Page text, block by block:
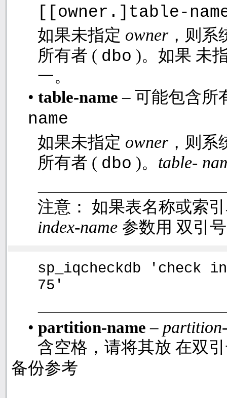
[[owner.]table-
如果未指定 owner，则系
所有者 ( dbo )。如果 未
一。
• table-name– 可能包含所
name
如果未指定 owner，则系
所有者 ( dbo )。 table-
注意： 如果表名称或索
index-name 参数用 双引
sp_iqcheckdb 'check
75'
• partition-name–
含空格，请将其放 在双
备份参考